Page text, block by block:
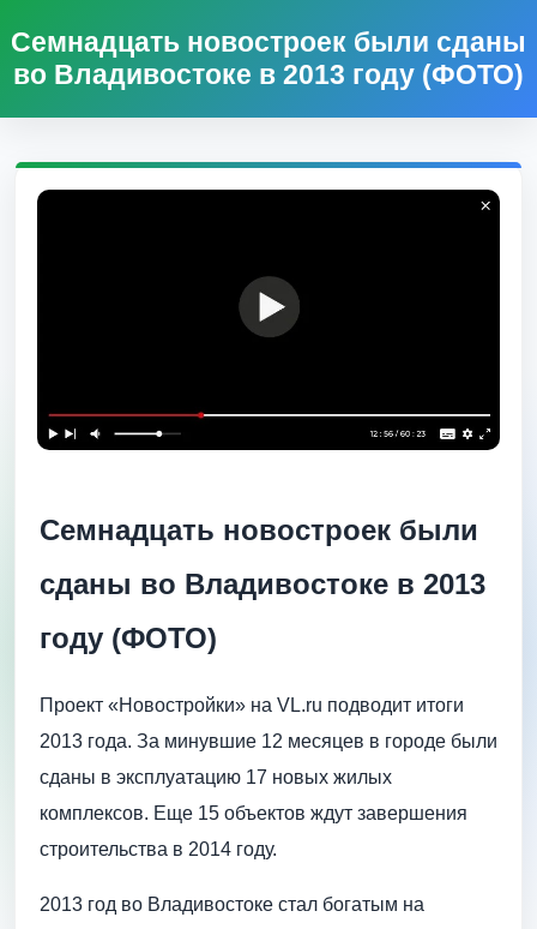
Семнадцать новостроек были сданы
во Владивостоке в 2013 году (ФОТО)
Семнадцать новостроек были
сданы во Владивостоке в 2013
году (ФОТО)
Проект «Новостройки» на VL.ru подводит итоги
2013 года. За минувшие 12 месяцев в городе были
сданы в эксплуатацию 17 новых жилых
комплексов. Еще 15 объектов ждут завершения
строительства в 2014 году.
2013 год во Владивостоке стал богатым на